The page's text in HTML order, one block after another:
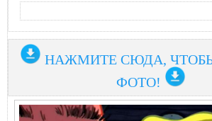
НАЖМИТЕ СЮДА,
ФОТО!